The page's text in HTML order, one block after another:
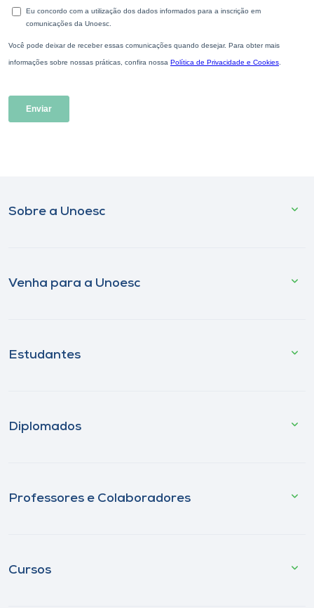
Sobre a Unoesc
Venha para a Unoesc
Estudantes
Diplomados
Professores e Colaboradores
Cursos